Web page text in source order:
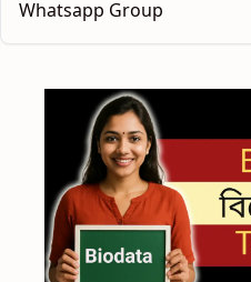
Whatsapp Group